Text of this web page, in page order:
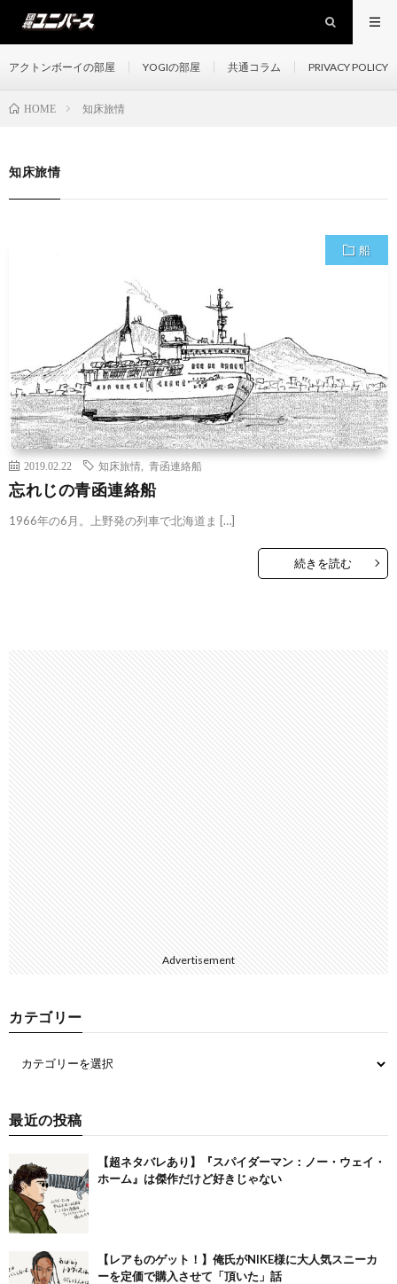
アクトンボーイの部屋 YOGIの部屋 共通コラム PRIVACY POLICY
HOME 知床旅情
知床旅情
船
2019.02.22 知床旅情 青函連絡船
忘れじの青函連絡船
1966年の6月。上野発の列車で北海道ま […]
続きを読む
Advertisement
カテゴリー
最近の投稿
【超ネタバレあり】『スパイダーマン：ノー・ウェイ・
ホーム』は傑作だけど好きじゃない
【レアものゲット！】俺氏がNIKE様に大人気スニーカ
ーを定価で購入させて「頂いた」話